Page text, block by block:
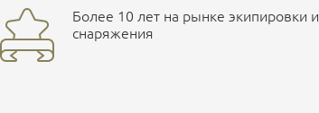
Более 10 лет на рынке экипировки и
снаряжения